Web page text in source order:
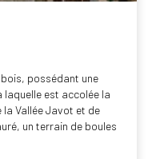
possédant une
laquelle est accolée la
la Vallée Javot et de
un terrain de boules